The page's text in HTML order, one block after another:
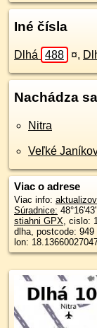
Iné čísla
Dlhá 488 ¤,
Nachádza
Nitra
Veľké
Viac o adrese
Viac info:
Súradnice:
stiahni GPX, cislo:
dlha, postcode: 949 07, city: Nitra,
lon: